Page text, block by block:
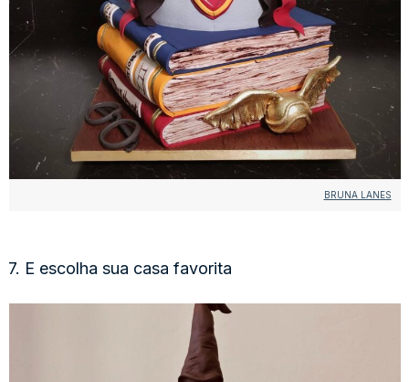
BRUNA LANES
7. E escolha sua casa favorita